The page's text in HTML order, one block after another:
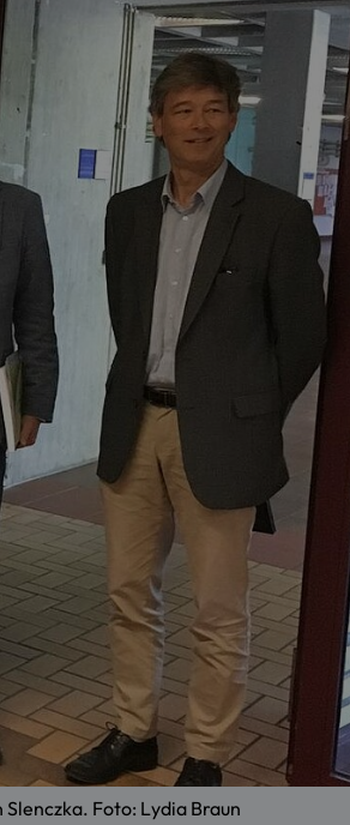
Foto: Lydia Braun